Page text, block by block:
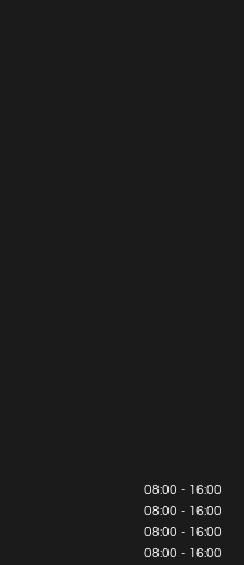
08:00 - 16:00
08:00 - 16:00
08:00 - 16:00
08:00 - 16:00